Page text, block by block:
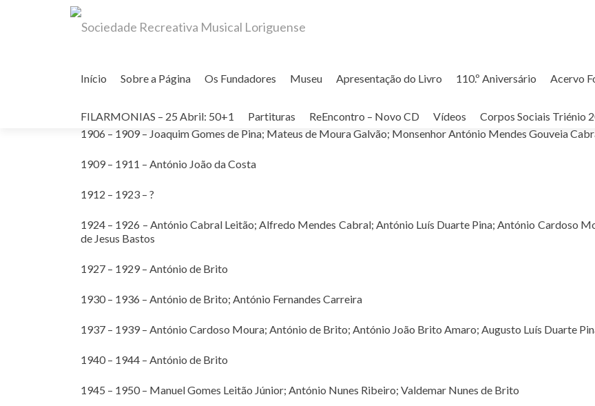
to
Início Sobre a Página Os Fundadores Museu Apresentação do Livro 110.º Aniversário Acervo
FILARMONIAS – 25 Abril: 50+1 Partituras ReEncontro – Novo CD Vídeos Corpos Sociais Triénio
1906 – 1909 – Joaquim Gomes de Pina; Mateus de Moura Galvão; Monsenhor António Mendes Gouveia
1909 – 1911 – António João da Costa
1912 – 1923 – ?
1924 – 1926 – António Cabral Leitão; Alfredo Mendes Cabral; António Luís Duarte Pina; António Cardoso
de Jesus Bastos
1927 – 1929 – António de Brito
1930 – 1936 – António de Brito; António Fernandes Carreira
1937 – 1939 – António Cardoso Moura; António de Brito; António João Brito Amaro; Augusto Luís Duarte
1940 – 1944 – António de Brito
1945 – 1950 – Manuel Gomes Leitão Júnior; António Nunes Ribeiro; Valdemar Nunes de Brito